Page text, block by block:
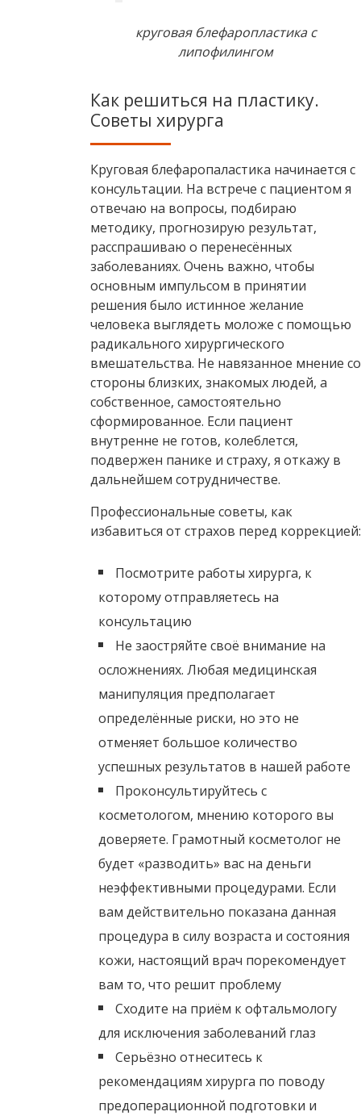
круговая блефаропластика с
липофилингом
Как решиться на пластику.
Советы хирурга
Круговая блефаропаластика начинается с
консультации. На встрече с пациентом я
отвечаю на вопросы, подбираю
методику, прогнозирую результат,
расспрашиваю о перенесённых
заболеваниях. Очень важно, чтобы
основным импульсом в принятии
решения было истинное желание
человека выглядеть моложе с помощью
радикального хирургического
вмешательства. Не навязанное мнение со
стороны близких, знакомых людей, а
собственное, самостоятельно
сформированное. Если пациент
внутренне не готов, колеблется,
подвержен панике и страху, я откажу в
дальнейшем сотрудничестве.
Профессиональные советы, как
избавиться от страхов перед коррекцией:
Посмотрите работы хирурга, к
которому отправляетесь на
консультацию
Не заостряйте своё внимание на
осложнениях. Любая медицинская
манипуляция предполагает
определённые риски, но это не
отменяет большое количество
успешных результатов в нашей работе
Проконсультируйтесь с
косметологом, мнению которого вы
доверяете. Грамотный косметолог не
будет «разводить» вас на деньги
неэффективными процедурами. Если
вам действительно показана данная
процедура в силу возраста и состояния
кожи, настоящий врач порекомендует
вам то, что решит проблему
Сходите на приём к офтальмологу
для исключения заболеваний глаз
Серьёзно отнеситесь к
рекомендациям хирурга по поводу
предоперационной подготовки и